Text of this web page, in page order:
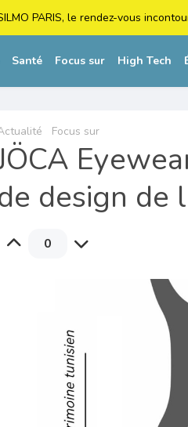
PARIS, le rendez-vous
Santé Focus sur High Tech
Focus sur
design de
0